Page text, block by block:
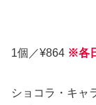
1個／¥864 ※各
ショコラ・キャ